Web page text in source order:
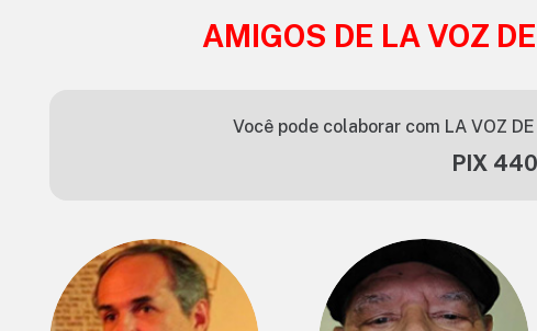
AMIGOS DE LA VOZ
Você pode colaborar com LA VOZ
PIX